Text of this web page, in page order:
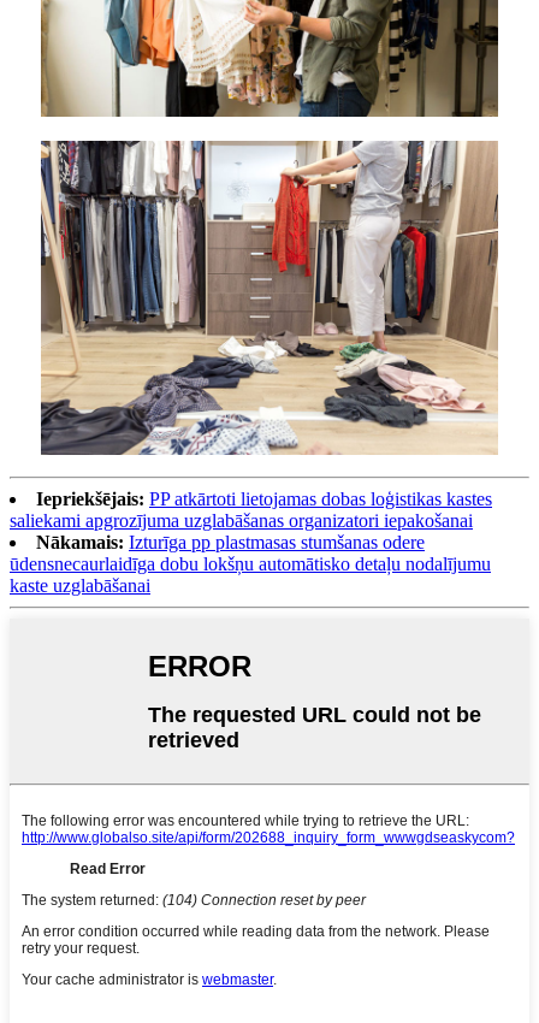
Iepriekšējais: PP atkārtoti lietojamas dobas loģistikas kastes
saliekami apgrozījuma uzglabāšanas organizatori iepakošanai
Nākamais: Izturīga pp plastmasas stumšanas odere
ūdensnecaurlaidīga dobu lokšņu automātisko detaļu nodalījumu
kaste uzglabāšanai